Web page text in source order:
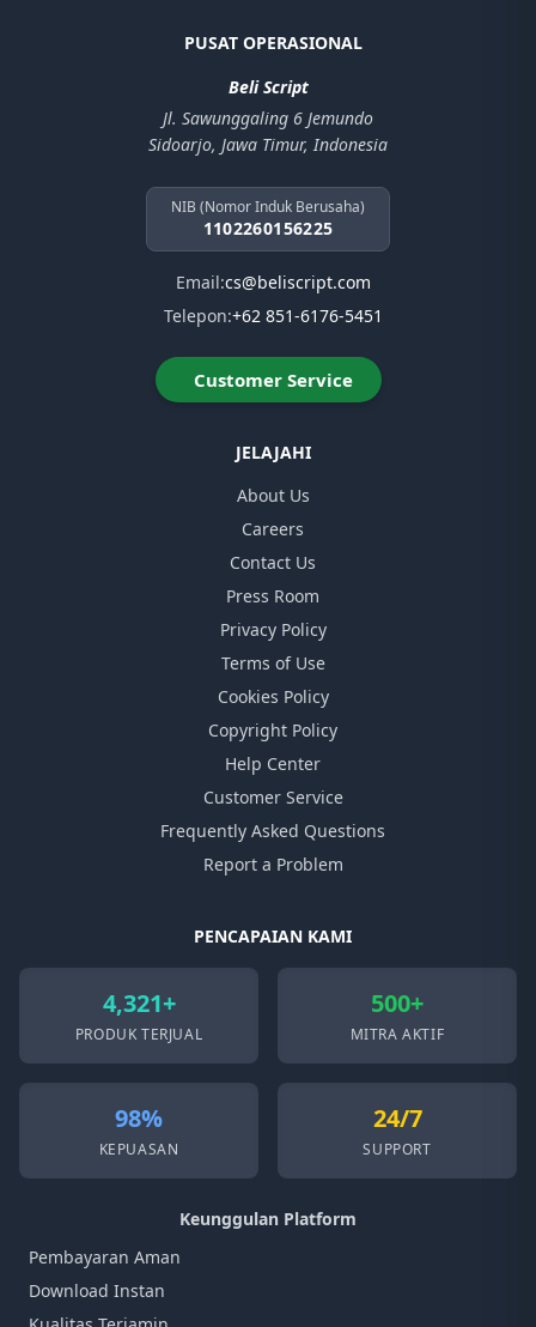
PUSAT OPERASIONAL
Beli Script
Jl. Sawunggaling 6 Jemundo
Sidoarjo, Jawa Timur, Indonesia
NIB (Nomor Induk Berusaha)
1102260156225
Email:cs@beliscript.com
Telepon:+62 851-6176-5451
Customer Service
JELAJAHI
About Us
Careers
Contact Us
Press Room
Privacy Policy
Terms of Use
Cookies Policy
Copyright Policy
Help Center
Customer Service
Frequently Asked Questions
Report a Problem
PENCAPAIAN KAMI
4,321+
PRODUK TERJUAL
500+
MITRA AKTIF
98%
KEPUASAN
24/7
SUPPORT
Keunggulan Platform
Pembayaran Aman
Download Instan